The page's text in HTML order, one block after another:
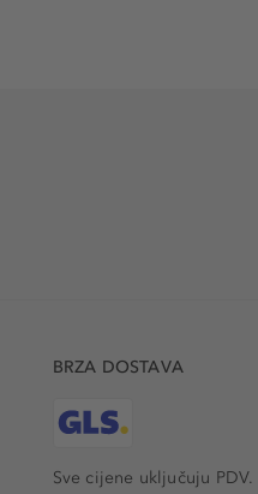
BRZA DOSTAVA
Sve cijene uključuju PDV.